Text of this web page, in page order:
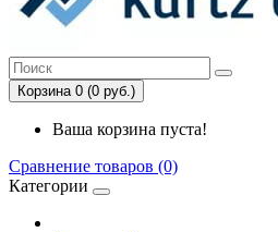
Корзина 0 (0 руб.)
Ваша корзина пуста!
Сравнение товаров (0)
Категории